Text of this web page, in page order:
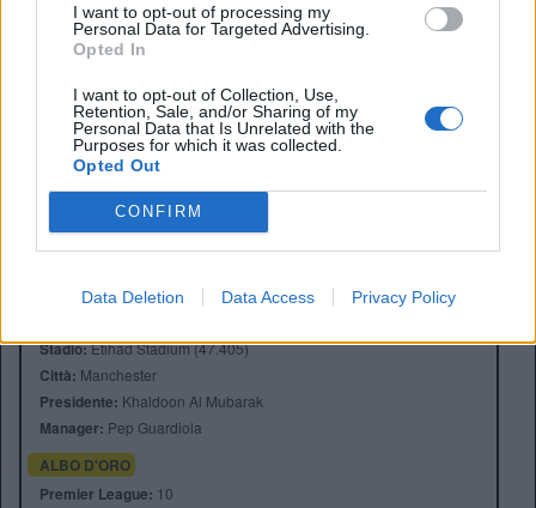
I want to opt-out of processing my
Personal Data for Targeted Advertising.
Opted In
I want to opt-out of Collection, Use,
Retention, Sale, and/or Sharing of my
Personal Data that Is Unrelated with the
Purposes for which it was collected.
Opted Out
CONFIRM
Data Deletion Data Access Privacy Policy
Stadio:Etihad Stadium (47.405)
Città: Manchester
Presidente: Khaldoon Al Mubarak
Manager: Pep Guardiola
ALBO D'ORO
Premier League: 10